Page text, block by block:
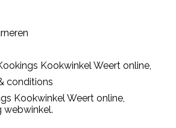
Kookwinkel Weert online,
conditions
Kookwinkel Weert online,
webwinkel.